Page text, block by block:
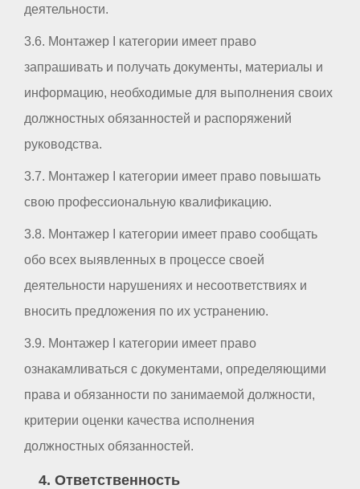
деятельности.
3.6. Монтажер I категории имеет право
запрашивать и получать документы, материалы и
информацию, необходимые для выполнения своих
должностных обязанностей и распоряжений
руководства.
3.7. Монтажер I категории имеет право повышать
свою профессиональную квалификацию.
3.8. Монтажер I категории имеет право сообщать
обо всех выявленных в процессе своей
деятельности нарушениях и несоответствиях и
вносить предложения по их устранению.
3.9. Монтажер I категории имеет право
ознакамливаться с документами, определяющими
права и обязанности по занимаемой должности,
критерии оценки качества исполнения
должностных обязанностей.
4. Ответственность